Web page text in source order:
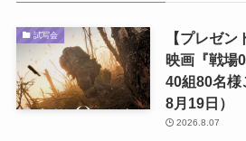
試写会
【プレゼ
映画『戦場
40組80名様
8月19日）
2026.8.07